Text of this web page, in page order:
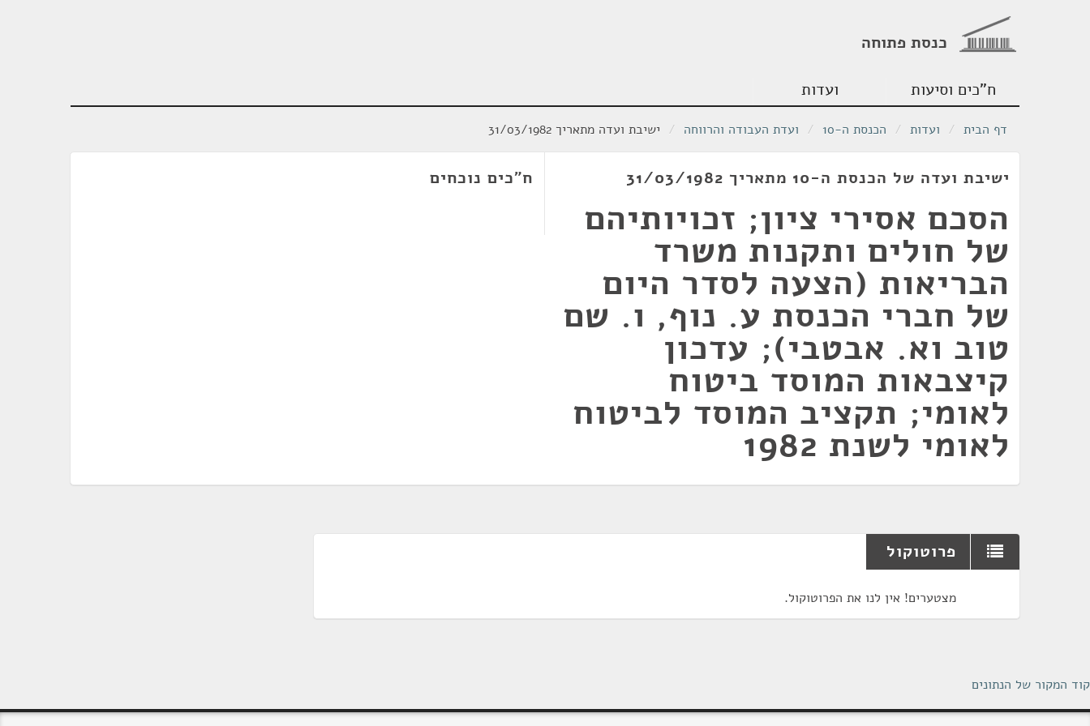
כנסת פתוחה
ח"כים וסיעות ועדות
דף הבית / ועדות / הכנסת ה-10 / ועדת העבודה והרווחה / ישיבת ועדה מתאריך 31/03/1982
ישיבת ועדה של הכנסת ה-10 מתאריך 31/03/1982
הסכם אסירי ציון; זכויותיהם
של חולים ותקנות משרד
הבריאות (הצעה לסדר היום
של חברי הכנסת ע. נוף, ו. שם
טוב וא. אבטבי); עדכון
קיצבאות המוסד ביטוח
לאומי; תקציב המוסד לביטוח
לאומי לשנת 1982
ח"כים נוכחים
פרוטוקול
מצטערים! אין לנו את הפרוטוקול.
קוד המקור של הנתונים